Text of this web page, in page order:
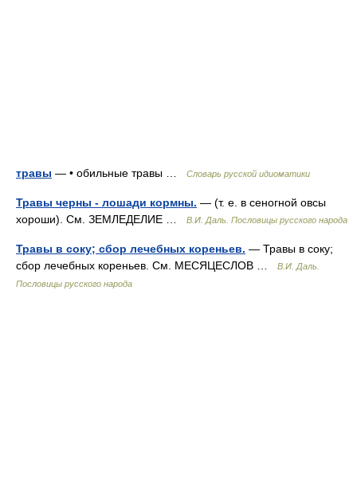
травы — • обильные травы … Словарь русской идиоматики
Травы черны - лошади кормны. — (т. е. в сеногной овсы
хороши). См. ЗЕМЛЕДЕЛИЕ …
В.И. Даль. Пословицы русского народа
Травы в соку; сбор лечебных кореньев. — Травы в соку;
сбор лечебных кореньев. См. МЕСЯЦЕСЛОВ …
В.И. Даль.
Пословицы русского народа